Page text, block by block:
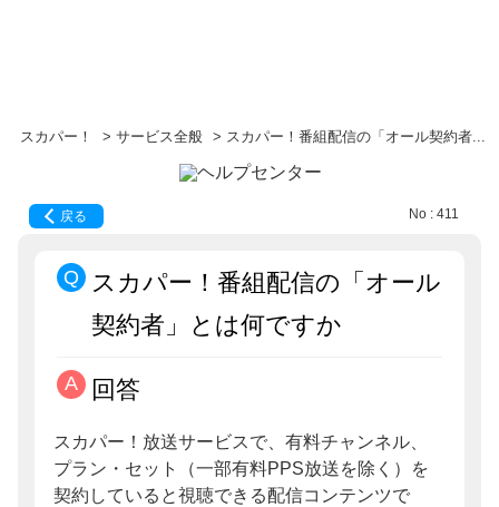
スカパー！ > サービス全般 > スカパー！番組配信の「オール契約者...
戻る No : 411
スカパー！番組配信の「オール
契約者」とは何ですか
回答
スカパー！放送サービスで、有料チャンネル、
プラン・セット（一部有料PPS放送を除く）を
契約していると視聴できる配信コンテンツで